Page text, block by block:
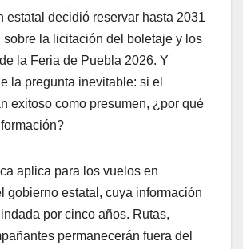
estatal decidió reservar hasta 2031
sobre la licitación del boletaje y los
la Feria de Puebla 2026. Y
la pregunta inevitable: si el
exitoso como presumen, ¿por qué
aplica para los vuelos en
gobierno estatal, cuya información
por cinco años. Rutas,
permanecerán fuera del